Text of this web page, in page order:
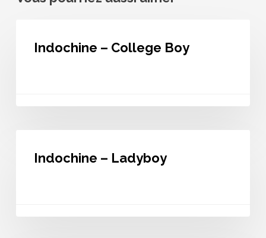
CollegeIndochine – College Boy
Ladyboy
Indochine – Ladyboy